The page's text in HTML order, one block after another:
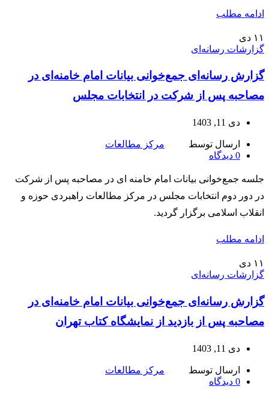
ادامه مطلب
۱۱ دی
گزارشات رسانه‌ای
گزارش رسانه‌ای جمع‌خوانی بیانات امام خامنه‌ای در
مصاحبه پس از شرکت در انتخابات مجلس
دی 11, 1403
ارسال توسط
مرکز مطالعات
0 دیدگاه
جلسه جمع‌خوانی بیانات امام خامنه ای در مصاحبه پس از شرکت
در دور دوم انتخابات مجلس در مرکز مطالعات راهبردی حوزه و
انقلاب اسلامی برگزار گردید.
ادامه مطلب
۱۱ دی
گزارشات رسانه‌ای
گزارش رسانه‌ای جمع‌خوانی بیانات امام خامنه‌ای در
مصاحبه پس از بازدید از نمایشگاه کتاب تهران
دی 11, 1403
ارسال توسط
مرکز مطالعات
0 دیدگاه